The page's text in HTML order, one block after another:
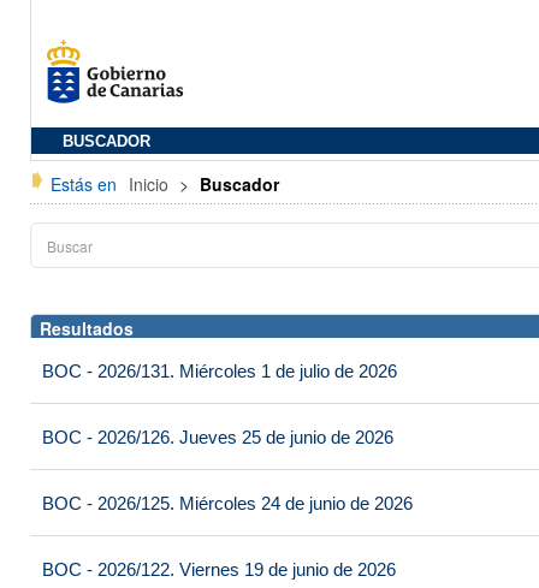
BUSCADOR
Estás en Inicio > Buscador
Resultados
BOC - 2026/131. Miércoles 1 de julio de 2026
BOC - 2026/126. Jueves 25 de junio de 2026
BOC - 2026/125. Miércoles 24 de junio de 2026
BOC - 2026/122. Viernes 19 de junio de 2026